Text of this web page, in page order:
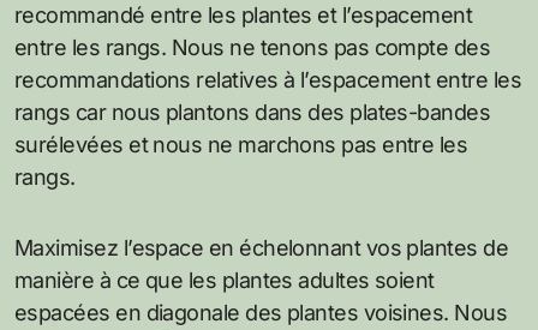
recommandé entre les plantes et l’espacement
entre les rangs. Nous ne tenons pas compte des
recommandations relatives à l’espacement entre les
rangs car nous plantons dans des plates-bandes
surélevées et nous ne marchons pas entre les
rangs.
Maximisez l’espace en échelonnant vos plantes de
manière à ce que les plantes adultes soient
espacées en diagonale des plantes voisines. Nous